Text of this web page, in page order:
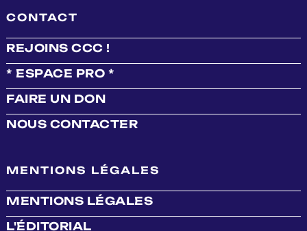
CONTACT
REJOINS CCC !
* ESPACE PRO *
FAIRE UN DON
NOUS CONTACTER
MENTIONS LÉGALES
MENTIONS LÉGALES
L'ÉDITORIAL